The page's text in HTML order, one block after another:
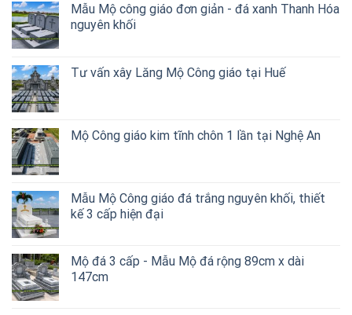
Mẫu Mộ công giáo đơn giản - đá xanh Thanh Hóa
nguyên khối
Tư vấn xây Lăng Mộ Công giáo tại Huế
Mộ Công giáo kim tĩnh chôn 1 lần tại Nghệ An
Mẫu Mộ Công giáo đá trắng nguyên khối, thiết
kế 3 cấp hiện đại
Mộ đá 3 cấp - Mẫu Mộ đá rộng 89cm x dài
147cm